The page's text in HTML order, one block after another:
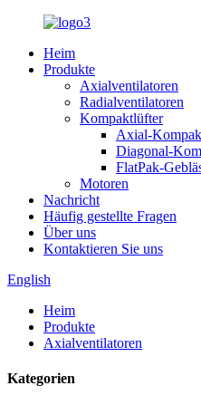
Heim
Produkte
Axialventilatoren
Radialventilatoren
Kompaktlüfter
Axial-
Diagonal-
FlatPak-
Motoren
Nachricht
Häufig gestellte Fragen
Über uns
Kontaktieren Sie uns
English
Heim
Produkte
Axialventilatoren
Kategorien